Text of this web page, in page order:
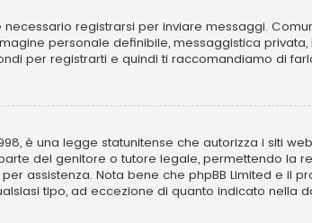
registrarsi per inviare messaggi.
personale definibile, messaggistica
per registrarti e quindi ti raccomandiamo di
è una legge statunitense che autorizza i siti
del genitore o tutore legale, permettendo la
assistenza. Nota bene che phpBB Limited e il
tipo, ad eccezione di quanto indicato nella